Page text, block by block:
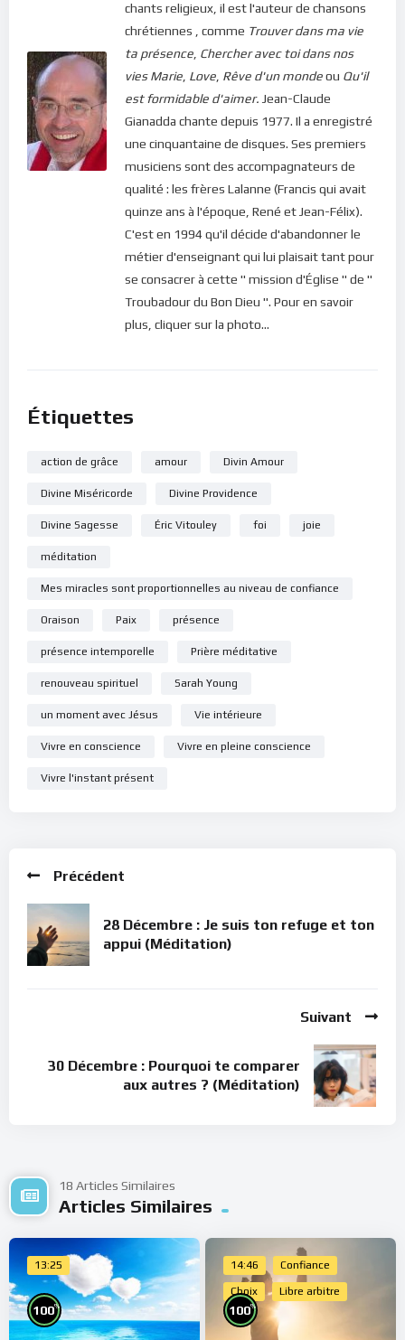
veuillez cliquer ici :Inscription
chants religieux, il est l'auteur de chansons
chrétiennes , comme Trouver dans ma vie
ta présence Chercher avec toi dans nos
vies Marie Love Rêve d'un mondeou Qu'il
est formidable d'aimer. Jean-Claude
Gianadda chante depuis 1977. Il a enregistré
une cinquantaine de disques. Ses premiers
musiciens sont des accompagnateurs de
qualité : les frères Lalanne (Francis qui avait
quinze ans à l'époque, René et Jean-Félix).
C'est en 1994 qu'il décide d'abandonner le
métier d'enseignant qui lui plaisait tant pour
se consacrer à cette " mission d'Église " de "
Troubadour du Bon Dieu ". Pour en savoir
plus, cliquer sur la photo...
Étiquettes
action de grâce amour Divin Amour
Divine Miséricorde Divine Providence
Divine Sagesse Éric Vitouley foi joie
méditation
Mes miracles sont proportionnelles au niveau de confiance
Oraison Paix présence
présence intemporelle Prière méditative
renouveau spirituel Sarah Young
un moment avec Jésus Vie intérieure
Vivre en conscience Vivre en pleine conscience
Vivre l'instant présent
Précédent
28 Décembre : Je suis ton refuge et ton
appui (Méditation)
Suivant
30 Décembre : Pourquoi te comparer
aux autres ? (Méditation)
18 Articles Similaires
Articles Similaires
13:25
100%
14:46 Confiance
Choix Libre arbitre
100%